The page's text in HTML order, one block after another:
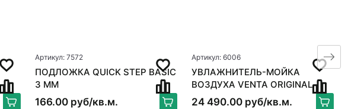
Артикул: 7572
ПОДЛОЖКА QUICK STEP BASIC
3 ММ
166.00 руб/кв.м.
Артикул: 6006
УВЛАЖНИТЕЛЬ-МОЙКА
ВОЗДУХА VENTA ORIGINAL
LW15, БЕЛЫЙ
24 490.00 руб/кв.м.